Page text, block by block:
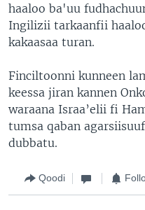
haaloo ba'uu
Ingilizii tarkaanfii
kakaasaa turan.
Finciltoonni kunneen
keessa jiran kannen
waraana Israa’elii fi
tumsa qaban
dubbatu.
Qoodi